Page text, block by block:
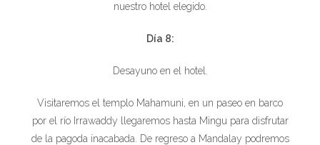
nuestro hotel elegido.
Día 8:
Desayuno en el hotel.
Visitaremos el templo Mahamuni, en un paseo en barco
por el río Irrawaddy llegaremos hasta Mingu para disfrutar
de la pagoda inacabada. De regreso a Mandalay podremos